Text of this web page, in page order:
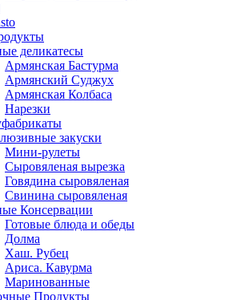
деликатесы
Армянская Бастурма
Армянский Суджух
Армянская Колбаса
Нарезки
закуски
Мини-рулеты
Сыровяленая вырезка
Говядина сыровяленая
Свинина сыровяленая
Консервации
Готовые блюда и обеды
Долма
Хаш. Рубец
Ариса. Кавурма
Маринованные
Продукты